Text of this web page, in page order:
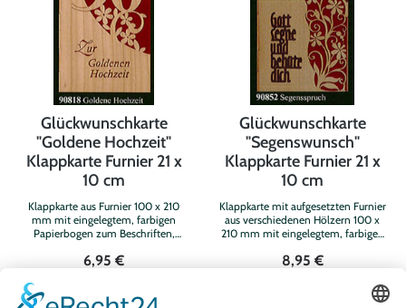
Glückwunschkarte
"Goldene Hochzeit"
Klappkarte Furnier 21 x
10 cm
Klappkarte aus Furnier 100 x 210
mm mit eingelegtem, farbigen
Papierbogen zum Beschriften,
6,95 €
WARENKORB
Glückwunschkarte
"Segenswunsch"
Klappkarte Furnier 21 x
10 cm
Klappkarte mit aufgesetzten Furnier
aus verschiedenen Hölzern 100 x
210 mm mit eingelegtem, farbigen
Klarsichtumschlag
8,95 €